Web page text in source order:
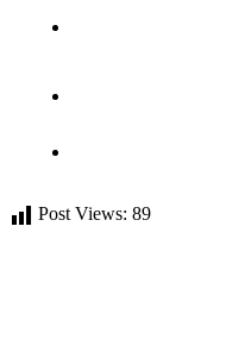
Post Views: 89